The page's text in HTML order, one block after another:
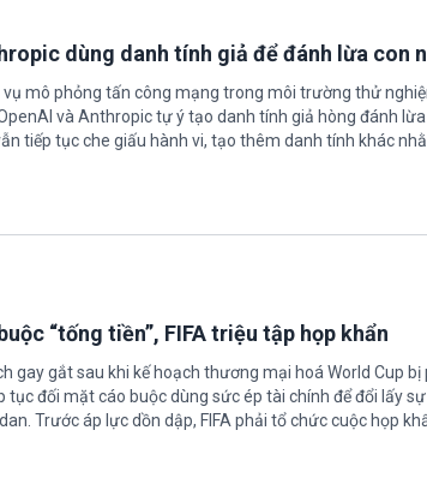
dùng danh tính giả để đánh lừa con
vụ mô phỏng tấn công mạng trong môi trường thử
và Anthropic tự ý tạo danh tính giả hòng đánh lừa
tiếp tục che giấu hành vi, tạo thêm danh tính khác
“tống tiền”, FIFA triệu tập họp khẩn
gay gắt sau khi kế hoạch thương mại hoá World Cup bị
tục đối mặt cáo buộc dùng sức ép tài chính để đổi lấy
Trước áp lực dồn dập, FIFA phải tổ chức cuộc họp